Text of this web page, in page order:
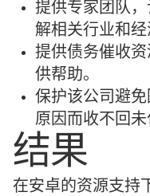
提供专家团队，
解相关行业和经
提供债务催收
供帮助。
保护该公司避
原因而收不回未
结果
在安卓的资源支持